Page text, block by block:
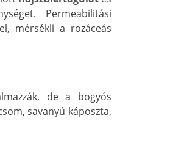
Permeabilitási
mérsékli a rozáceás
de a bogyós
savanyú káposzta,